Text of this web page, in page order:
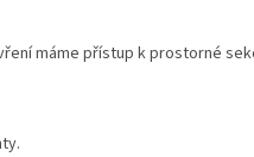
máme přístup k prostorné